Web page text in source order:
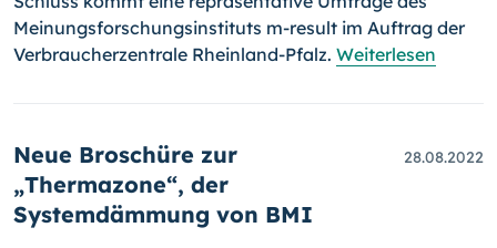
Meinungsforschungsinstituts m-result im Auftrag der
Verbraucherzentrale Rheinland-Pfalz. Weiterlesen
Neue Broschüre zur
„Thermazone“, der
Systemdämmung von BMI
28.08.2022